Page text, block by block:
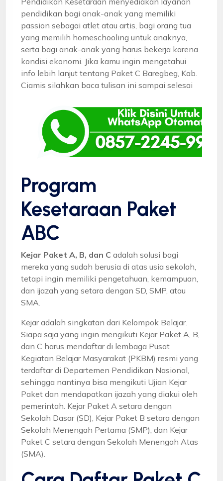
pendidikan bagi anak-anak yang memiliki
passion sebagai atlet atau artis, bagi orang tua
yang memilih homeschooling untuk anaknya,
serta bagi anak-anak yang harus bekerja karena
kondisi ekonomi. Jika kamu ingin mengetahui
info lebih lanjut tentang Paket C Baregbeg, Kab.
Ciamis silahkan baca tulisan ini sampai selesai
Program
Kesetaraan Paket
ABC
Kejar Paket A, B, dan C adalah solusi bagi
mereka yang sudah berusia di atas usia sekolah,
tetapi ingin memiliki pengetahuan, kemampuan,
dan ijazah yang setara dengan SD, SMP, atau
SMA.
Kejar adalah singkatan dari Kelompok Belajar.
Siapa saja yang ingin mengikuti Kejar Paket A, B,
dan C harus mendaftar di lembaga Pusat
Kegiatan Belajar Masyarakat (PKBM) resmi yang
terdaftar di Departemen Pendidikan Nasional,
sehingga nantinya bisa mengikuti Ujian Kejar
Paket dan mendapatkan ijazah yang diakui oleh
pemerintah. Kejar Paket A setara dengan
Sekolah Dasar (SD), Kejar Paket B setara dengan
Sekolah Menengah Pertama (SMP), dan Kejar
Paket C setara dengan Sekolah Menengah Atas
(SMA).